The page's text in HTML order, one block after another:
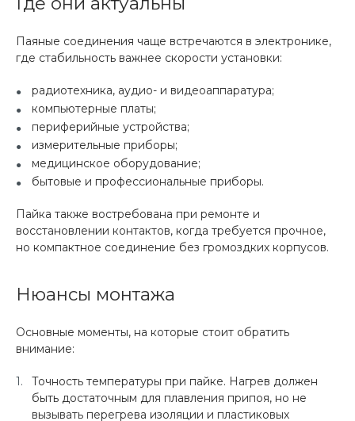
Паяные соединения чаще встречаются в электронике,
где стабильность важнее скорости установки:
радиотехника, аудио- и видеоаппаратура;
компьютерные платы;
периферийные устройства;
измерительные приборы;
медицинское оборудование;
бытовые и профессиональные приборы.
Пайка также востребована при ремонте и
восстановлении контактов, когда требуется прочное,
но компактное соединение без громоздких корпусов.
Нюансы монтажа
Основные моменты, на которые стоит обратить
внимание:
Точность температуры при пайке. Нагрев должен
быть достаточным для плавления припоя, но не
вызывать перегрева изоляции и пластиковых